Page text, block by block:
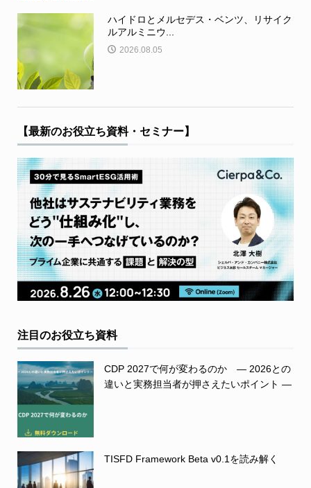
ハイドロとメルセデス・ベンツ、リサイク
ルアルミニウ...
2026.08.05
【最新のお役立ち資料・セミナー】
注目のお役立ち資料
CDP 2027で何が変わるのか ― 2026との
違いと実務担当者が押さえたいポイント ―
TISFD Framework Beta v0.1を読み解く